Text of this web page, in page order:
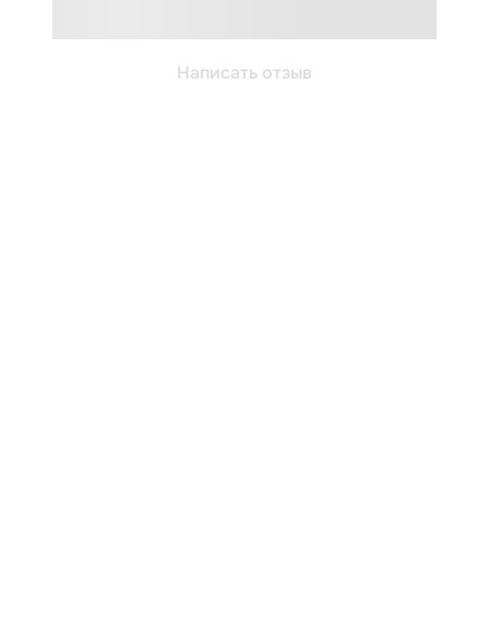
Написать отзыв